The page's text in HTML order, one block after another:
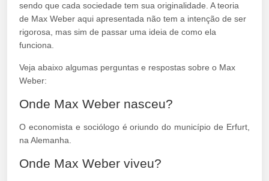
sendo que cada sociedade tem sua originalidade. A teoria
de Max Weber aqui apresentada não tem a intenção de ser
rigorosa, mas sim de passar uma ideia de como ela
funciona.
Veja abaixo algumas perguntas e respostas sobre o Max
Weber:
Onde Max Weber nasceu?
O economista e sociólogo é oriundo do município de Erfurt,
na Alemanha.
Onde Max Weber viveu?